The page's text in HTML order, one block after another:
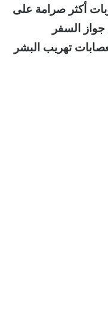
أكثر صرامة على
السفر
تهريب البشر